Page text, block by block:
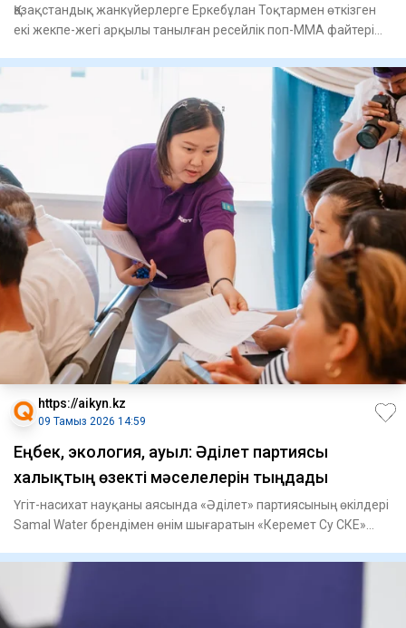
Қазақстандық жанкүйерлерге Еркебұлан Тоқтармен өткізген
екі жекпе-жегі арқылы танылған ресейлік поп-ММА файтері
https://aikyn.kz
09 Тамыз 2026 14:59
Еңбек, экология, ауыл: Әділет партиясы
халықтың өзекті мәселелерін тыңдады
Үгіт-насихат науқаны аясында «Әділет» партиясының өкілдері
Samal Water брендімен өнім шығаратын «Керемет Су СКЕ»